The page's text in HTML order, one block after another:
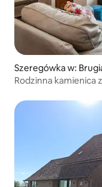
Szeregówka w:
Rodzinna kamienica